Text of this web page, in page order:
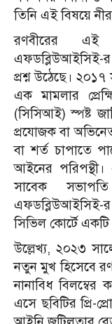
তিনি এই বিষয়ে
রণবীরের এই
এফডব্লিউআইসিই-র
প্রশ্ন উঠেছে।
এক মামলার
(সিসিআই) স্পষ্ট
প্রযোজক বা
বা শর্ত চাপাতে
আইনের
সাবেক
এফডব্লিউআইসিই-
সিভিল কোর্টে
উল্লেখ্য, ২০২৩
নতুন মুখ হিসেবে
নানাবিধ
এসে ছবিটির প্রি-